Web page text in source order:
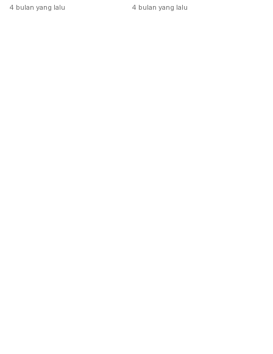
4 bulan yang lalu
Dikeluarkan
4 bulan yang lalu